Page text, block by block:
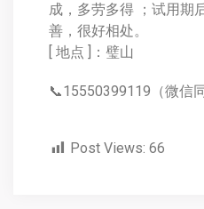
成，多劳多得 ；试用期
善，很好相处。
[ 地点 ]：璧山
📞15550399119（微信同
Post Views: 66